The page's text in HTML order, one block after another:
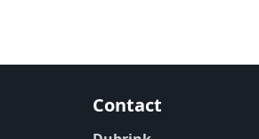
Contact